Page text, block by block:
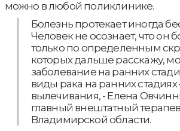
можно в любой поликлинике.
Болезнь протекает иногда
Человек не осознает, что он
только по определенным
которых дальше расскажу,
заболевание на ранних
виды рака на ранних стадиях
вылечивания, - Елена
главный внештатный
Владимирской области.